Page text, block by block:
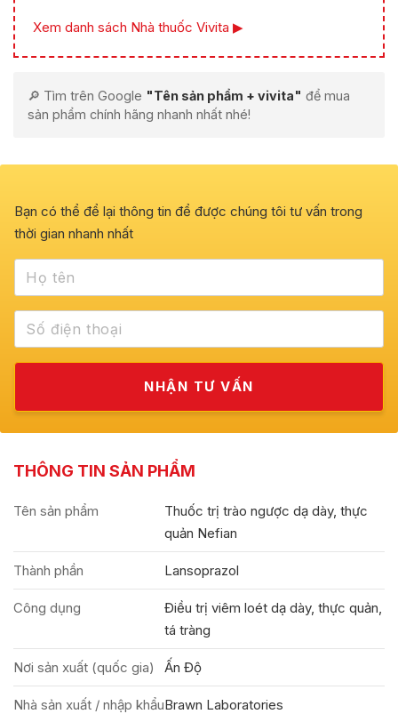
Xem danh sách Nhà thuốc Vivita ▶
🔎 Tìm trên Google "Tên sản phẩm + vivita" để mua
sản phẩm chính hãng nhanh nhất nhé!
Bạn có thể để lại thông tin để được chúng tôi tư vấn trong
thời gian nhanh nhất
THÔNG TIN SẢN PHẨM
Tên sản phẩm
Thuốc trị trào ngược dạ dày, thực
quản Nefian
Thành phần Lansoprazol
Công dụng
Điều trị viêm loét dạ dày, thực quản,
tá tràng
Nơi sản xuất (quốc gia) Ấn Độ
Nhà sản xuất / nhập khẩuBrawn Laboratories